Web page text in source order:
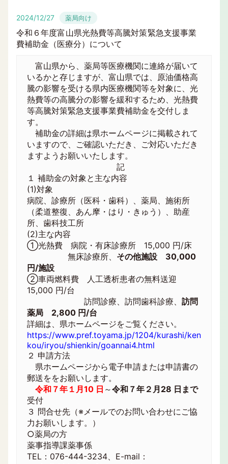
2024/12/27 薬局向け
令和６年度富山県光熱費等高騰対策緊急支援事業
費補助金（医療分）について
富山県から、薬局等医療機関に連絡が届いて
いるかと存じますが、富山県では、原油価格高
騰の影響を受ける県内医療機関等を対象に、光
熱費等の高騰分の影響を緩和するため、光熱費
等高騰対策緊急支援事業費補助金を交付しま
す。
補助金の詳細は県ホームページに掲載されて
いますので、ご確認いただき、ご対応いただき
ますようお願いいたします。
記
１ 補助金の対象と主な内容
(1)対象
病院、診療所（医科・歯科）、薬局、施術所
（柔道整復、あん摩・はり・きゅう）、助産
所、歯科技工所
(2)主な内容
①光熱費 病院・有床診療所 15,000 円/床
無床診療所、 その他施設 30,000
円/施設
②車両燃料費 人工透析患者の無料送迎
15,000 円/台
訪問診療、訪問歯科診療、 訪問
薬局 2,800 円/台
詳細は、県ホームページをご覧ください。
https://www.pref.toyama.jp/1204/kurashi/ken
kou/iryou/shienkin/goannai4.html
２ 申請方法
県ホームページから電子申請または申請書の
郵送ををお願いします。
令和７年１月10 日 ～令和７年２月28 日まで
受付
３ 問合せ先（※メールでのお問い合わせにご協
力お願いします。）
○薬局の方
薬事指導課薬事係
TEL：076-444-3234、E-mail：